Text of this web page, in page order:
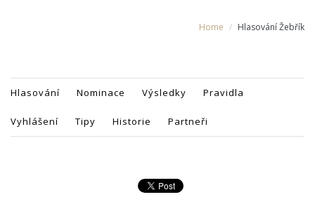
Home Hlasování Žebřík
Hlasování Nominace Výsledky Pravidla
Vyhlášení Tipy Historie Partneři